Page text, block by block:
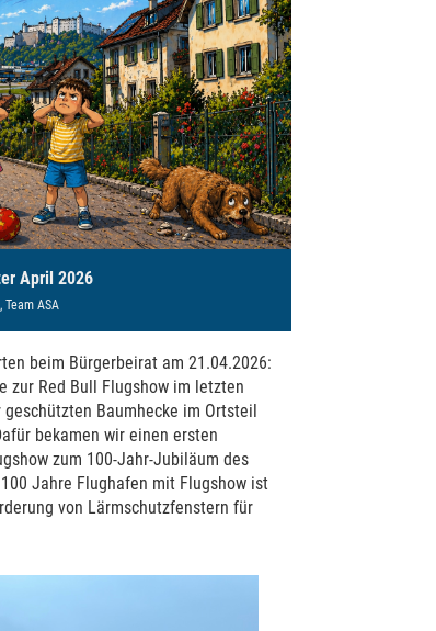
April 2026
Team ASA
beim Bürgerbeirat am 21.04.2026:
zur Red Bull Flugshow im letzten
Baumhecke im Ortsteil
bekamen wir einen ersten
zum 100-Jahr-Jubiläum des
Jahre Flughafen mit Flugshow ist
von Lärmschutzfenstern für